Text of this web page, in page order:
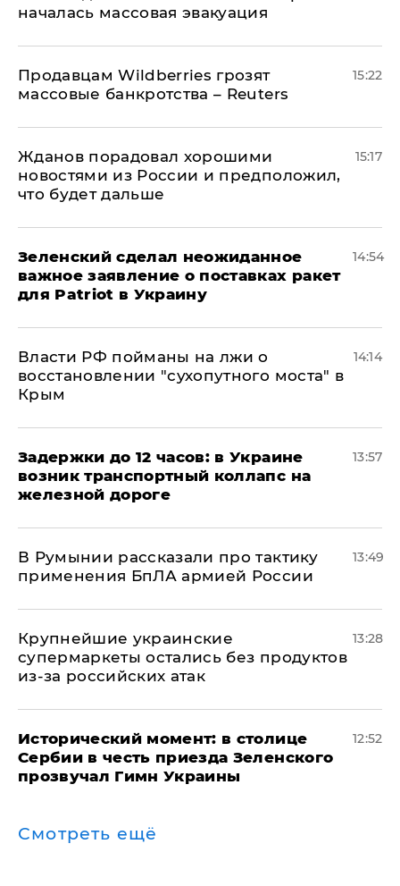
началась массовая эвакуация
Продавцам Wildberries грозят
массовые банкротства – Reuters
15:22
Жданов порадовал хорошими
новостями из России и предположил,
что будет дальше
15:17
Зеленский сделал неожиданное
важное заявление о поставках ракет
для Patriot в Украину
14:54
Власти РФ пойманы на лжи о
восстановлении "сухопутного моста" в
Крым
14:14
Задержки до 12 часов: в Украине
возник транспортный коллапс на
железной дороге
13:57
В Румынии рассказали про тактику
применения БпЛА армией России
13:49
Крупнейшие украинские
супермаркеты остались без продуктов
из-за российских атак
13:28
Исторический момент: в столице
Сербии в честь приезда Зеленского
прозвучал Гимн Украины
12:52
Смотреть ещё